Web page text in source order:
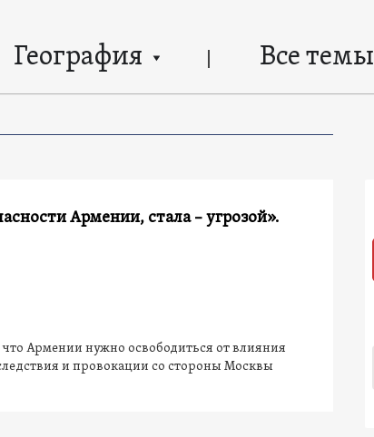
География Все темы
Армении, стала – угрозой».
Армении нужно освободиться от влияния
и провокации со стороны Москвы